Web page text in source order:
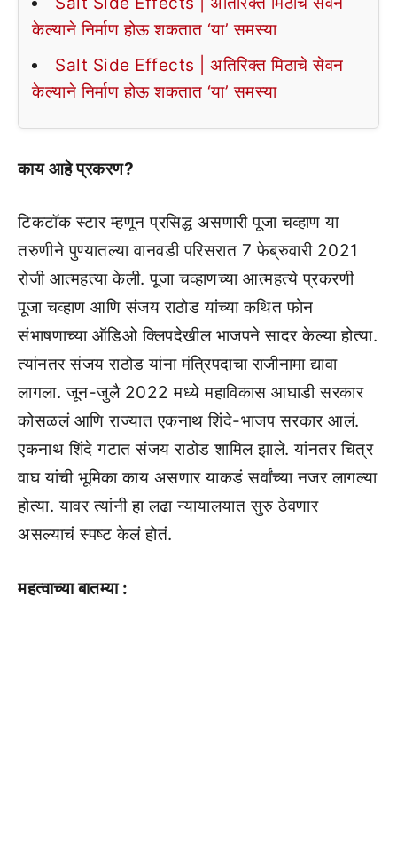
केल्याने निर्माण होऊ शकतात ‘या’ समस्या
Salt Side Effects | अतिरिक्त मिठाचे सेवन
केल्याने निर्माण होऊ शकतात ‘या’ समस्या
काय आहे प्रकरण?
टिकटॉक स्टार म्हणून प्रसिद्ध असणारी पूजा चव्हाण या
तरुणीने पुण्यातल्या वानवडी परिसरात 7 फेब्रुवारी 2021
रोजी आत्महत्या केली. पूजा चव्हाणच्या आत्महत्ये प्रकरणी
पूजा चव्हाण आणि संजय राठोड यांच्या कथित फोन
संभाषणाच्या ऑडिओ क्लिपदेखील भाजपने सादर केल्या होत्या.
त्यांनतर संजय राठोड यांना मंत्रिपदाचा राजीनामा द्यावा
लागला. जून-जुलै 2022 मध्ये महाविकास आघाडी सरकार
कोसळलं आणि राज्यात एकनाथ शिंदे-भाजप सरकार आलं.
एकनाथ शिंदे गटात संजय राठोड शामिल झाले. यांनतर चित्र
वाघ यांची भूमिका काय असणार याकडं सर्वांच्या नजर लागल्या
होत्या. यावर त्यांनी हा लढा न्यायालयात सुरु ठेवणार
असल्याचं स्पष्ट केलं होतं.
महत्वाच्या बातम्या :